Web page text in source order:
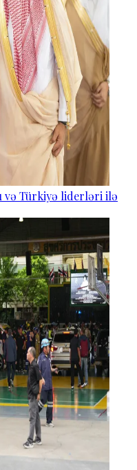
və Türkiyə liderləri ilə